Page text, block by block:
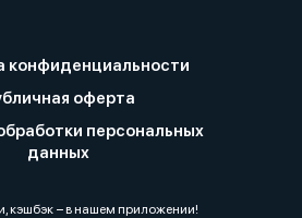
конфиденциальности
оферта
персональных
данных
кэшбэк − в нашем приложении!